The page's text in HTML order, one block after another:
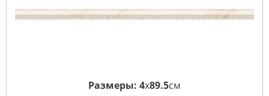
Размеры: 4x89.5см